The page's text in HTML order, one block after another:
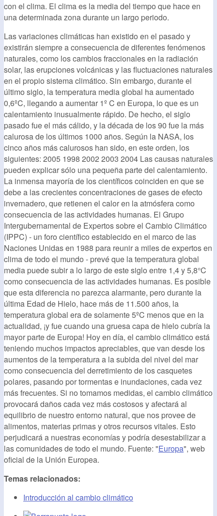
con el clima. El clima es la media del tiempo que hace en
una determinada zona durante un largo periodo.
Las variaciones climáticas han existido en el pasado y
existirán siempre a consecuencia de diferentes fenómenos
naturales, como los cambios fraccionales en la radiación
solar, las erupciones volcánicas y las fluctuaciones naturales
en el propio sistema climático. Sin embargo, durante el
último siglo, la temperatura media global ha aumentado
0,6ºC, llegando a aumentar 1º C en Europa, lo que es un
calentamiento inusualmente rápido. De hecho, el siglo
pasado fue el más cálido, y la década de los 90 fue la más
calurosa de los últimos 1000 años. Según la NASA, los
cinco años más calurosos han sido, en este orden, los
siguientes: 2005 1998 2002 2003 2004 Las causas naturales
pueden explicar sólo una pequeña parte del calentamiento.
La inmensa mayoría de los científicos coinciden en que se
debe a las crecientes concentraciones de gases de efecto
invernadero, que retienen el calor en la atmósfera como
consecuencia de las actividades humanas. El Grupo
Intergubernamental de Expertos sobre el Cambio Climático
(IPPC) - un foro científico establecido en el marco de las
Naciones Unidas en 1988 para reunir a miles de expertos en
clima de todo el mundo - prevé que la temperatura global
media puede subir a lo largo de este siglo entre 1,4 y 5,8°C
como consecuencia de las actividades humanas. Es posible
que esta diferencia no parezca alarmante, pero durante la
última Edad de Hielo, hace más de 11.500 años, la
temperatura global era de solamente 5ºC menos que en la
actualidad, ¡y fue cuando una gruesa capa de hielo cubría la
mayor parte de Europa! Hoy en día, el cambio climático está
teniendo muchos impactos apreciables, que van desde los
aumentos de la temperatura a la subida del nivel del mar
como consecuencia del derretimiento de los casquetes
polares, pasando por tormentas e inundaciones, cada vez
más frecuentes. Si no tomamos medidas, el cambio climático
provocará daños cada vez más costosos y afectará al
equilibrio de nuestro entorno natural, que nos provee de
alimentos, materias primas y otros recursos vitales. Esto
perjudicará a nuestras economías y podría desestabilizar a
las comunidades de todo el mundo. Fuente: "Europa", web
oficial de la Unión Europea.
Temas relacionados:
Introducción al cambio climático